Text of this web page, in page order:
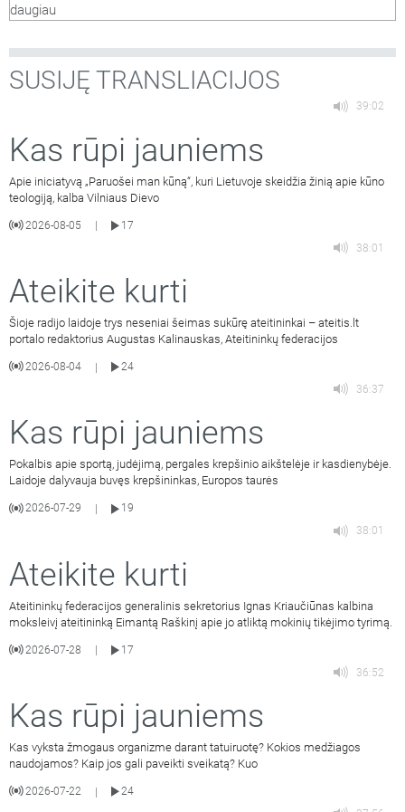
daugiau
SUSIJĘ TRANSLIACIJOS
39:02
Kas rūpi jauniems
Apie iniciatyvą „Paruošei man kūną“, kuri Lietuvoje skeidžia žinią apie kūno
teologiją, kalba Vilniaus Dievo
2026-08-05
17
38:01
Ateikite kurti
Šioje radijo laidoje trys neseniai šeimas sukūrę ateitininkai – ateitis.lt
portalo redaktorius Augustas Kalinauskas, Ateitininkų federacijos
2026-08-04 |
24
36:37
Kas rūpi jauniems
Pokalbis apie sportą, judėjimą, pergales krepšinio aikštelėje ir kasdienybėje.
Laidoje dalyvauja buvęs krepšininkas, Europos taurės
2026-07-29
19
38:01
Ateikite kurti
Ateitininkų federacijos generalinis sekretorius Ignas Kriaučiūnas kalbina
moksleivį ateitininką Eimantą Raškinį apie jo atliktą mokinių tikėjimo tyrimą.
2026-07-28
17
36:52
Kas rūpi jauniems
Kas vyksta žmogaus organizme darant tatuiruotę? Kokios medžiagos
naudojamos? Kaip jos gali paveikti sveikatą? Kuo
2026-07-22 |
24